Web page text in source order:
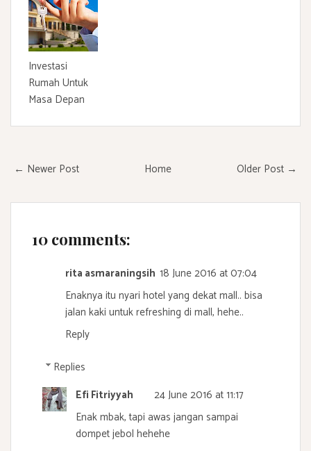
Investasi
Rumah Untuk
Masa Depan
← Newer Post Older Post →
Home
10 comments:
rita asmaraningsih 18 June 2016 at 07:04
Enaknya itu nyari hotel yang dekat mall.. bisa
jalan kaki untuk refreshing di mall, hehe..
Reply
Replies
Efi Fitriyyah
24 June 2016 at 11:17
Enak mbak, tapi awas jangan sampai
dompet jebol hehehe